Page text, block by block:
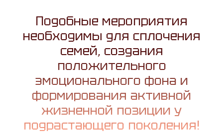
Подобные мероприятия
необходимы для сплочения
семей, создания
положительного
эмоционального фона и
формирования активной
жизненной позиции у
подрастающего поколения!